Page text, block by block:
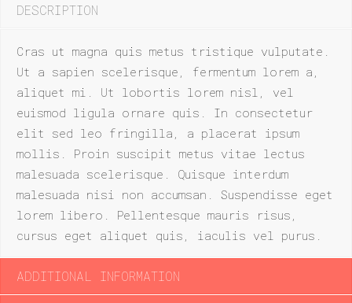
DESCRIPTION
Cras ut magna quis metus tristique vulputate.
Ut a sapien scelerisque, fermentum lorem a,
aliquet mi. Ut lobortis lorem nisl, vel
euismod ligula ornare quis. In consectetur
elit sed leo fringilla, a placerat ipsum
mollis. Proin suscipit metus vitae lectus
malesuada scelerisque. Quisque interdum
malesuada nisi non accumsan. Suspendisse eget
lorem libero. Pellentesque mauris risus,
cursus eget aliquet quis, iaculis vel purus.
ADDITIONAL INFORMATION